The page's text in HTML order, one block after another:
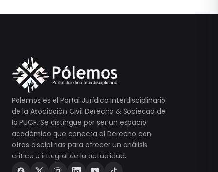
Pólemos es el Portal Jurídico Interdisciplinario
de la Asociación Civil Derecho & Sociedad de
la PUCP. Se distingue por ser un espacio
académico que conecta el Derecho con
otras disciplinas para ofrecer un análisis
crítico e integral de la actualidad.